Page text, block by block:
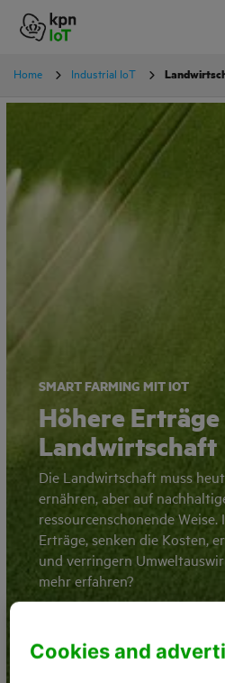
Home Industrial IoT
SMART FARMING MIT IOT
Höhere Erträge
Landwirtschaft
Die Landwirtschaft muss
ernähren, aber auf
ressourcenschonende
Erträge, senken die Kosten,
und verringern
mehr erfahren?
Cookies and